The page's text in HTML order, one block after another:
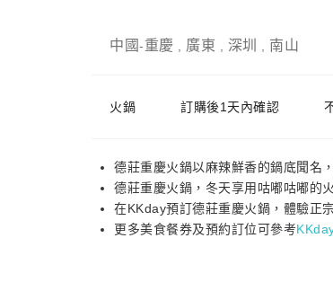
中國-重慶 廣東 深圳 南山
火鍋 訂購後1天內確認
德莊重慶火鍋以麻辣鮮香的鍋底聞名
德莊重慶火鍋，冬天享用咕嘟咕嘟的
在KKday預訂德莊重慶火鍋，體驗正
更多美食餐券及預約訂位可參考